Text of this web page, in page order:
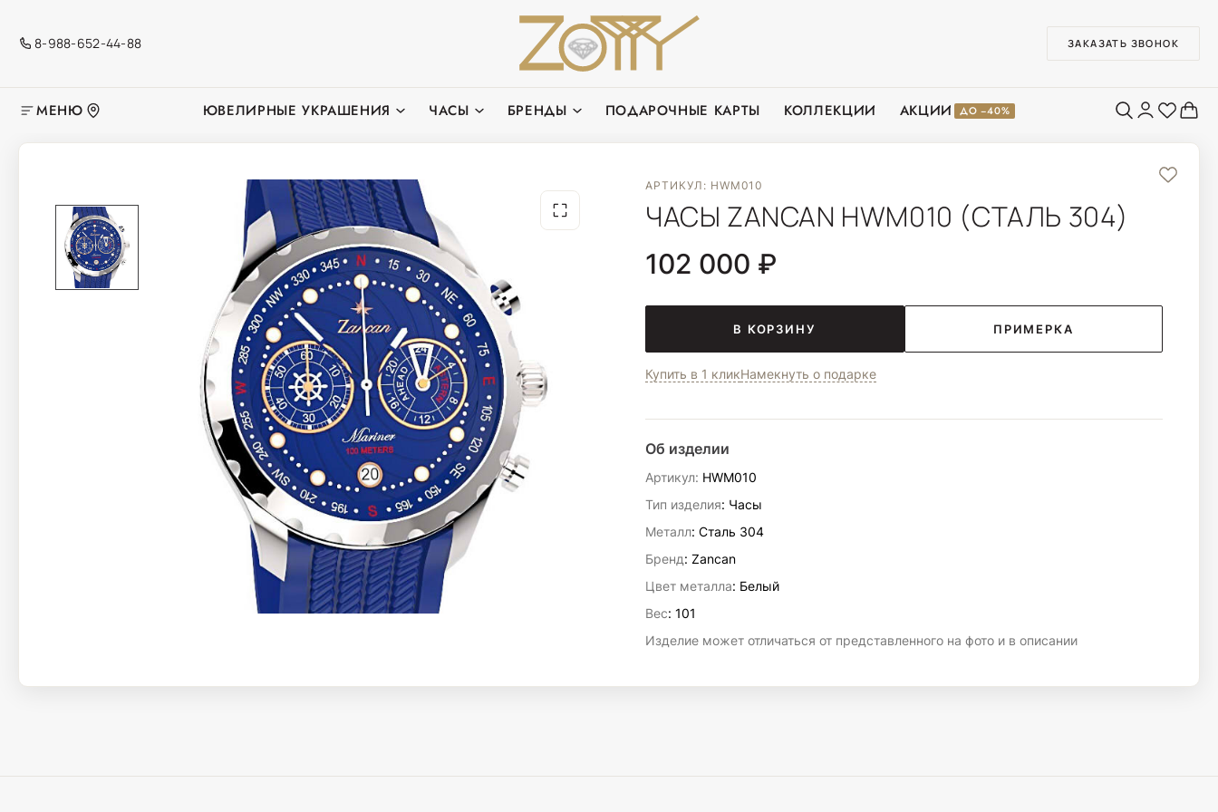
8-988-652-44-88 ЗАКАЗАТЬ ЗВОНОК
МЕНЮ ЮВЕЛИРНЫЕ УКРАШЕНИЯ ЧАСЫ БРЕНДЫ ПОДАРОЧНЫЕ КАРТЫ КОЛЛЕКЦИИ АКЦИИ ДО −40%
АРТИКУЛ: HWM010
ЧАСЫ ZANCAN HWM010 (СТАЛЬ 304)
102 000 ₽
В КОРЗИНУ ПРИМЕРКА
Купить в 1 кликНамекнуть о подарке
Об изделии
Артикул: HWM010
Тип изделия: Часы
Металл: Сталь 304
Бренд: Zancan
Цвет металла: Белый
Вес: 101
Изделие может отличаться от представленного на фото и в описании